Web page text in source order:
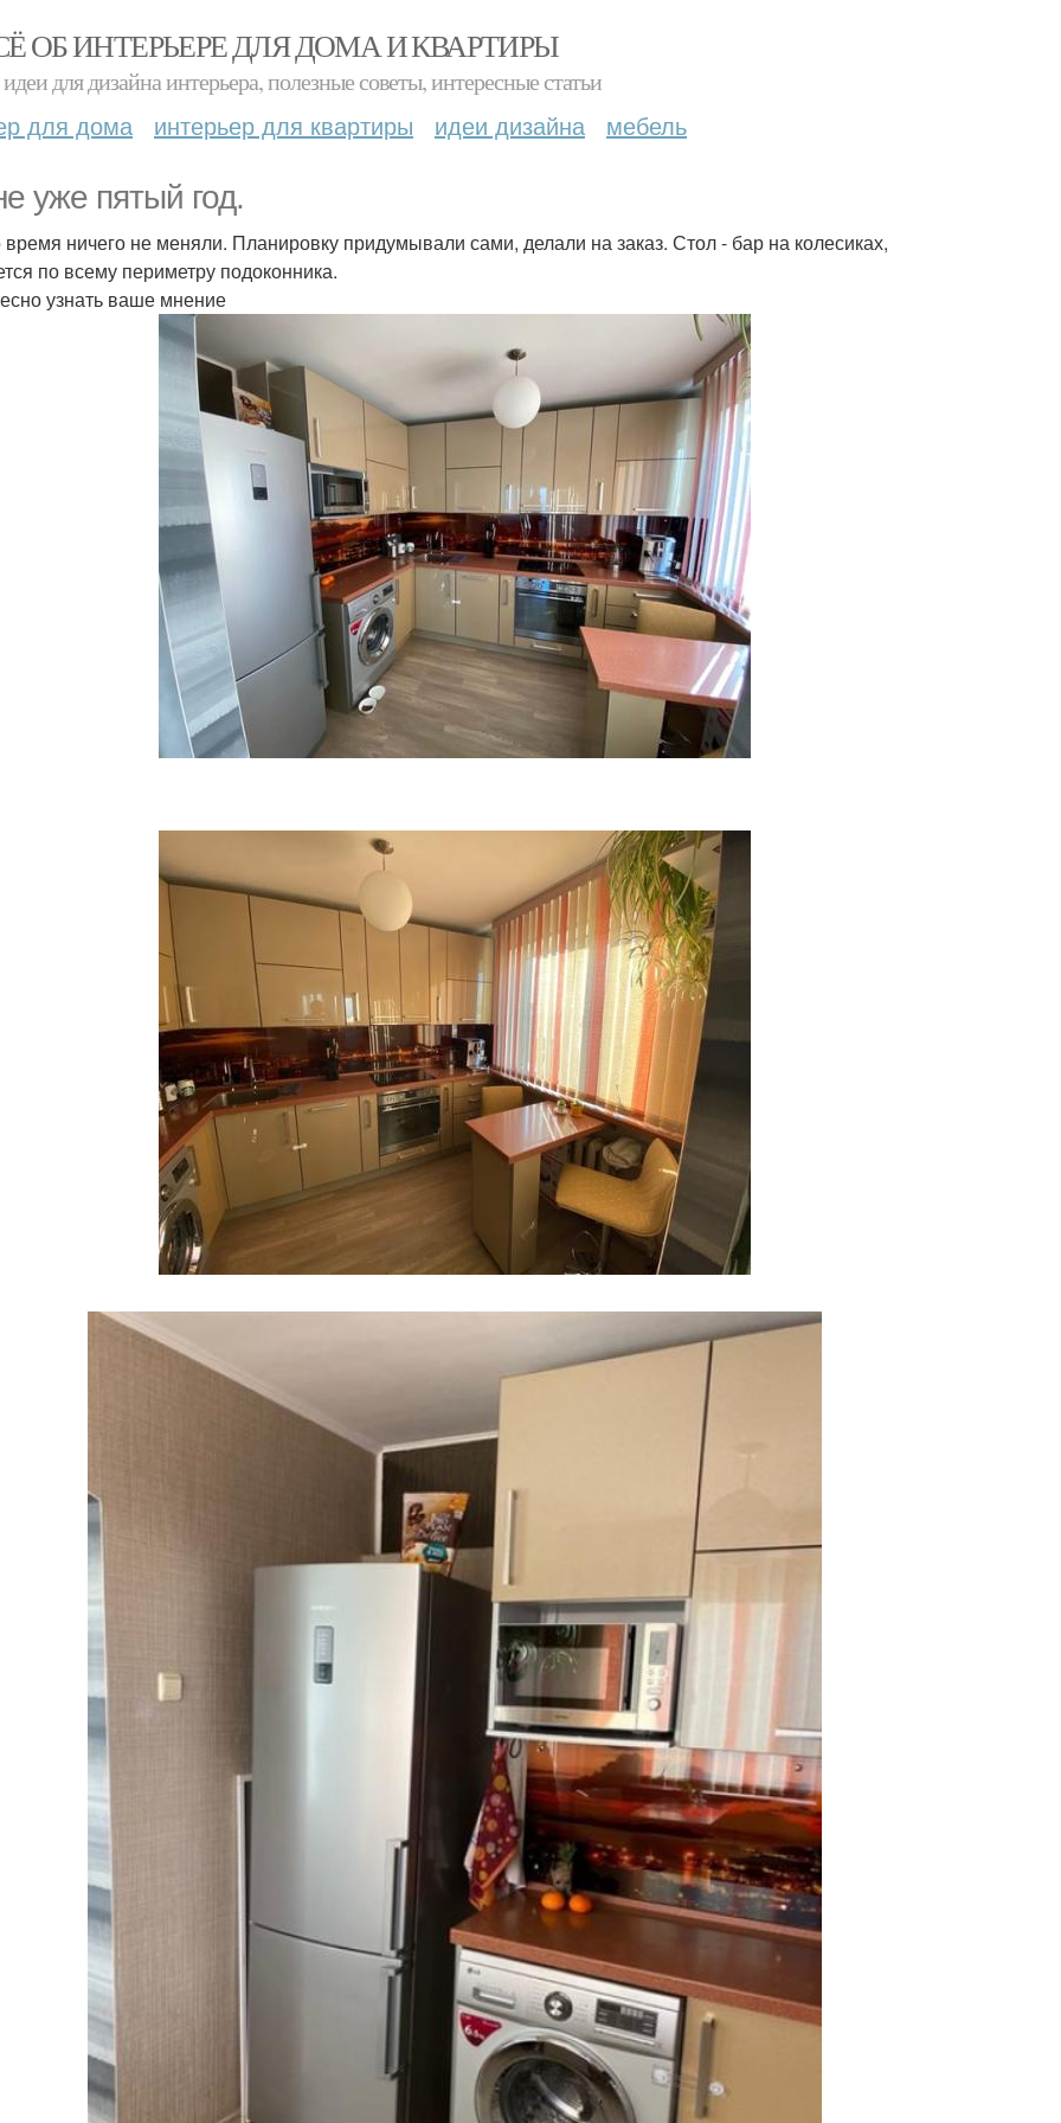
ОБ ИНТЕРЬЕРЕ ДЛЯ ДОМА И КВАРТИРЫ
для дизайна интерьера, полезные советы, интересные статьи
для дома интерьер для квартиры идеи дизайна мебель
уже пятый год.
время ничего не меняли. Планировку придумывали сами, делали на заказ. Стол - бар на колесиках,
по всему периметру подоконника.
узнать ваше мнение